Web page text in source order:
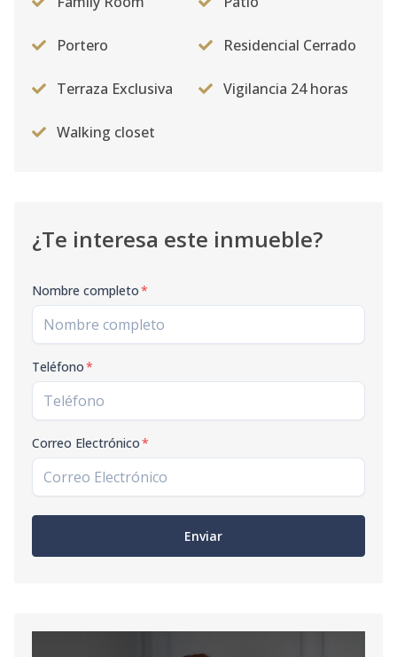
Portero Residencial Cerrado
Terraza Exclusiva Vigilancia 24 horas
Walking closet
¿Te interesa este inmueble?
Nombre completo*
Teléfono*
Correo Electrónico*
Enviar